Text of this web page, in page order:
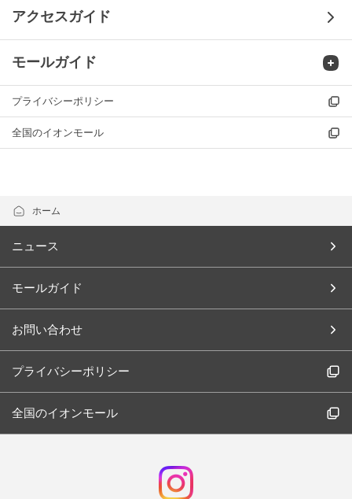
- ショップニュース
- 新店・閉店・リニューアル
- モールからのお知らせ
アクセスガイド
モールガイド
モールガイドTOP
- 営業時間のご案内
プライバシーポリシー
全国のイオンモール
ホーム
ニュース
モールガイド
お問い合わせ
プライバシーポリシー
全国のイオンモール